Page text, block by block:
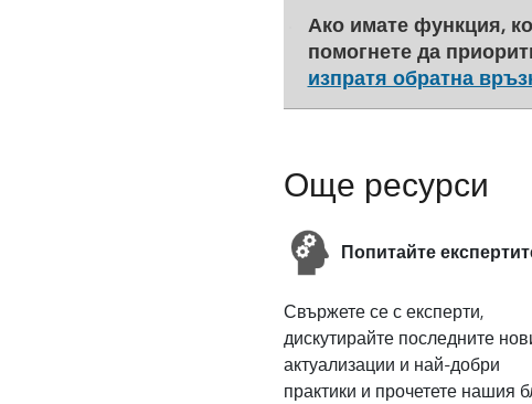
Ако имате функция,
помогнете да
изпратя обратна
Още ресурси
Попитайте
Свържете се с експерти,
дискутирайте последните
актуализации и най-добри
практики и прочетете нашия